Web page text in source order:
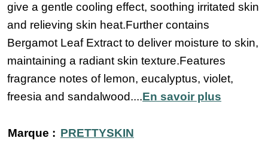
give a gentle cooling effect, soothing irritated skin
and relieving skin heat.Further contains
Bergamot Leaf Extract to deliver moisture to skin,
maintaining a radiant skin texture.Features
fragrance notes of lemon, eucalyptus, violet,
freesia and sandalwood....En savoir plus
Marque : PRETTYSKIN